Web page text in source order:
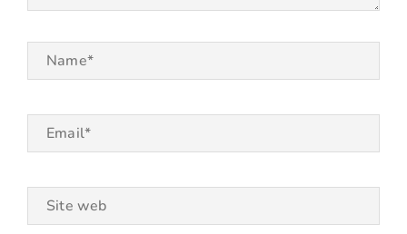
Name*
Email*
Site